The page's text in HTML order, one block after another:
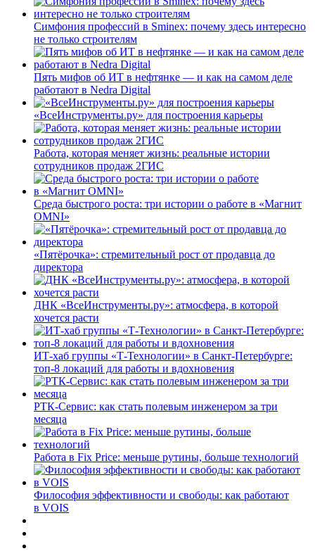
Симфония профессий в Sminex: почему здесь интересно
не только строителям
Пять мифов об ИТ в нефтянке — и как на самом деле
работают в Nedra Digital
«ВсеИнструменты.ру» для построения карьеры
Работа, которая меняет жизнь: реальные истории
сотрудников продаж 2ГИС
Среда быстрого роста: три истории о работе в «Магнит
OMNI»
«Пятёрочка»: стремительный рост от продавца до
директора
ДНК «ВсеИнструменты.ру»: атмосфера, в которой
хочется расти
ИТ-хаб группы «Т-Технологии» в Санкт-Петербурге:
топ-8 локаций для работы и вдохновения
РТК-Сервис: как стать полевым инженером за три
месяца
Работа в Fix Price: меньше рутины, больше технологий
Философия эффективности и свободы: как работают
в VOIS